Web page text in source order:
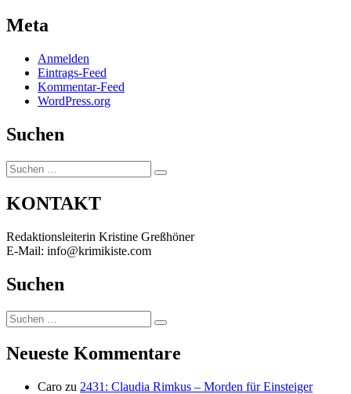
Meta
Anmelden
Eintrags-Feed
Kommentar-Feed
WordPress.org
Suchen
Suchen
nach:
Suchen
KONTAKT
Redaktionsleiterin Kristine Greßhöner
E-Mail: info@krimikiste.com
Suchen
Suchen
nach:
Suchen
Neueste Kommentare
Caro zu 2431: Claudia Rimkus – Morden für Einsteiger